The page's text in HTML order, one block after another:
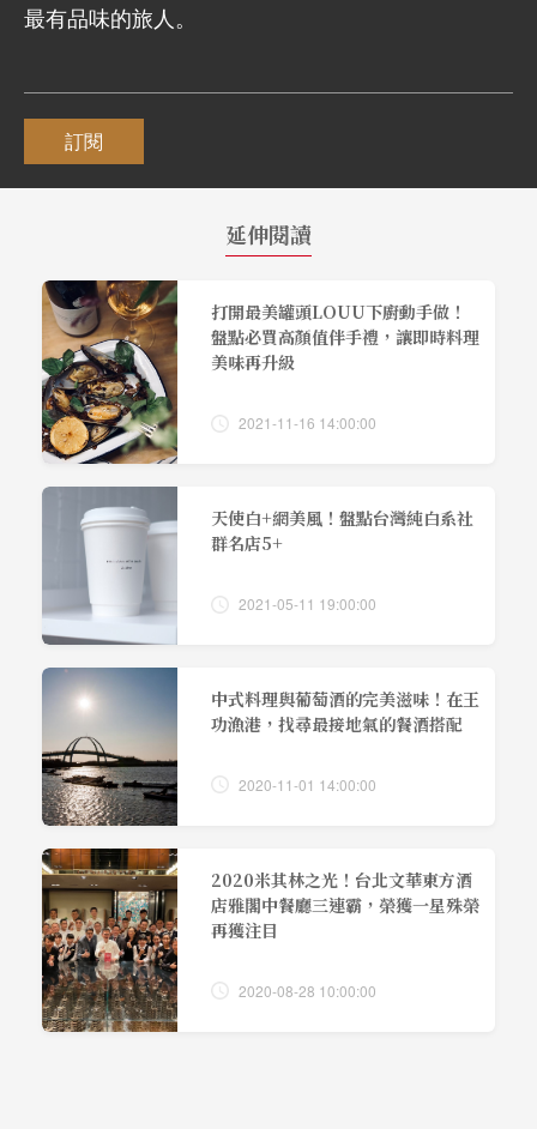
最有品味的旅人。
訂閱
延伸閱讀
打開最美罐頭LOUU下廚動手做！
盤點必買高顏值伴手禮，讓即時料理
美味再升級
2021-11-16 14:00:00
天使白+網美風！盤點台灣純白系社
群名店5+
2021-05-11 19:00:00
中式料理與葡萄酒的完美滋味！在王
功漁港，找尋最接地氣的餐酒搭配
2020-11-01 14:00:00
2020米其林之光！台北文華東方酒
店雅閣中餐廳三連霸，榮獲一星殊榮
再獲注目
2020-08-28 10:00:00